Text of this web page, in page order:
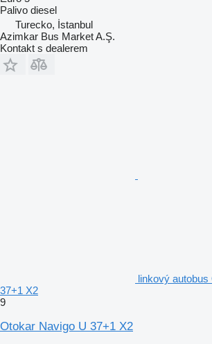
Palivo diesel
Turecko, İstanbul
Azimkar Bus Market A.Ş.
Kontakt s dealerem
linkový
37+1 X2
9
Otokar Navigo U 37+1 X2